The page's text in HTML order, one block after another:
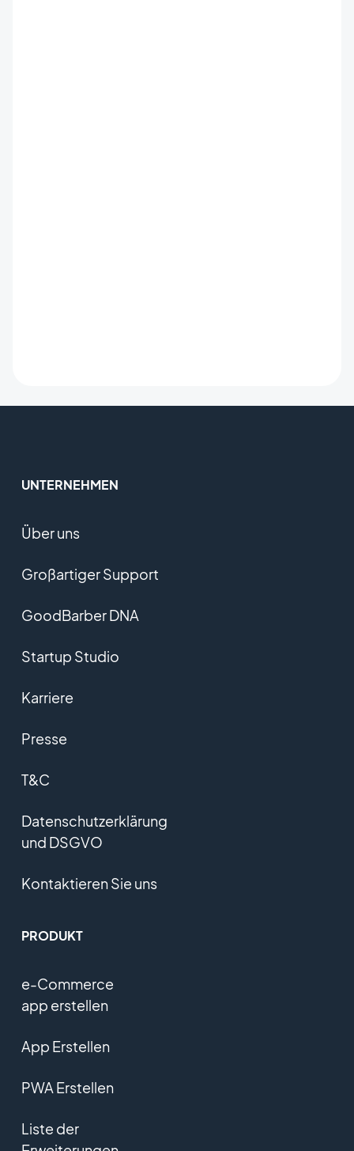
UNTERNEHMEN
Über uns
Großartiger Support
GoodBarber DNA
Startup Studio
Karriere
Presse
T&C
Datenschutzerklärung
und DSGVO
Kontaktieren Sie uns
PRODUKT
e-Commerce
app erstellen
App Erstellen
PWA Erstellen
Liste der